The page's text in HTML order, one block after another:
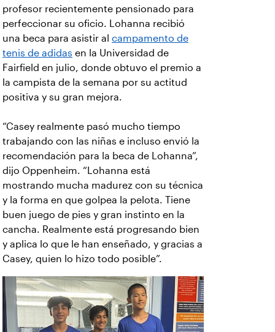
profesor recientemente pensionado para
perfeccionar su oficio. Lohanna recibió
una beca para asistir al campamento de
tenis de adidas en la Universidad de
Fairfield en julio, donde obtuvo el premio a
la campista de la semana por su actitud
positiva y su gran mejora.
“Casey realmente pasó mucho tiempo
trabajando con las niñas e incluso envió la
recomendación para la beca de Lohanna”,
dijo Oppenheim. “Lohanna está
mostrando mucha madurez con su técnica
y la forma en que golpea la pelota. Tiene
buen juego de pies y gran instinto en la
cancha. Realmente está progresando bien
y aplica lo que le han enseñado, y gracias a
Casey, quien lo hizo todo posible”.